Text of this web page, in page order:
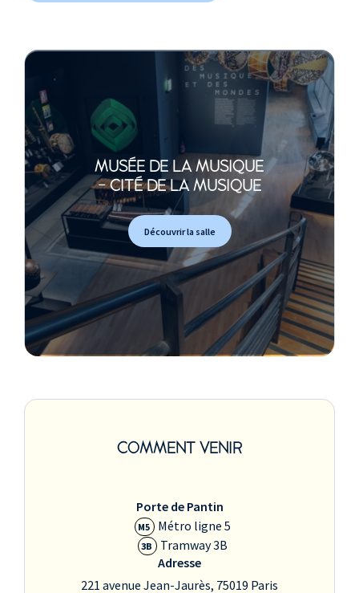
MUSÉE DE LA MUSIQUE
- CITÉ DE LA MUSIQUE
Découvrir la salle
COMMENT VENIR
Porte de Pantin
M5 Métro ligne 5
3B
Tramway 3B
Adresse
221 avenue Jean-Jaurès, 75019 Paris